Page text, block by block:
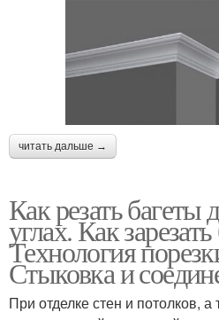
читать дальше →
Как резать багеты
углах. Как зарезать
Технология
Стыковка и
При отделке стен и потолков,